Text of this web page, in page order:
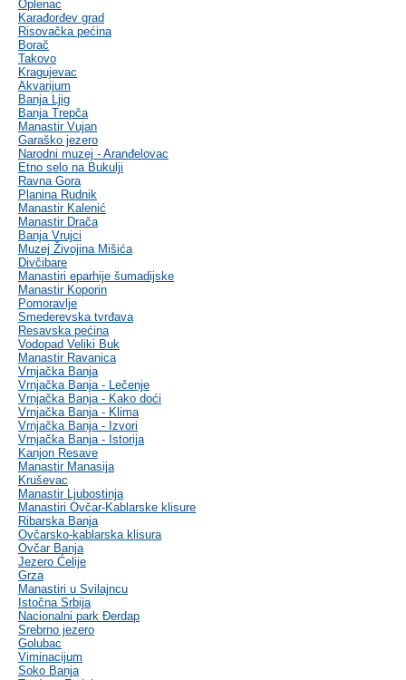
Oplenac
Karađorđev grad
Risovačka pećina
Borač
Takovo
Kragujevac
Akvarijum
Banja Ljig
Banja Trepča
Manastir Vujan
Garaško jezero
Narodni muzej - Aranđelovac
Etno selo na Bukulji
Ravna Gora
Planina Rudnik
Manastir Kalenić
Manastir Drača
Banja Vrujci
Muzej Živojina Mišića
Divčibare
Manastiri eparhije šumadijske
Manastir Koporin
Pomoravlje
Smederevska tvrđava
Resavska pećina
Vodopad Veliki Buk
Manastir Ravanica
Vrnjačka Banja
Vrnjačka Banja - Lečenje
Vrnjačka Banja - Kako doći
Vrnjačka Banja - Klima
Vrnjačka Banja - Izvori
Vrnjačka Banja - Istorija
Kanjon Resave
Manastir Manasija
Kruševac
Manastir Ljubostinja
Manastiri Ovčar-Kablarske klisure
Ribarska Banja
Ovčarsko-kablarska klisura
Ovčar Banja
Jezero Ćelije
Grza
Manastiri u Svilajncu
Istočna Srbija
Nacionalni park Đerdap
Srebrno jezero
Golubac
Viminacijum
Soko Banja